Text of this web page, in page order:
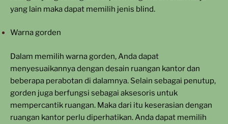
yang lain maka dapat memilih jenis blind.
Warna gorden
Dalam memilih warna gorden, Anda dapat
menyesuaikannya dengan desain ruangan kantor dan
beberapa perabotan di dalamnya. Selain sebagai penutup,
gorden juga berfungsi sebagai aksesoris untuk
mempercantik ruangan. Maka dari itu keserasian dengan
ruangan kantor perlu diperhatikan. Anda dapat memilih